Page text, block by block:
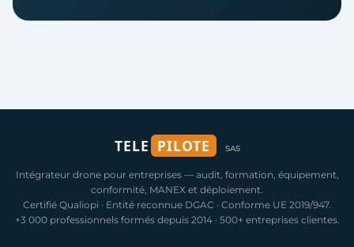
TELE PILOTE SAS
Intégrateur drone pour entreprises — audit, formation, équipement,
conformité, MANEX et déploiement.
Certifié Qualiopi · Entité reconnue DGAC · Conforme UE 2019/947.
+3 000 professionnels formés depuis 2014 · 500+ entreprises clientes.